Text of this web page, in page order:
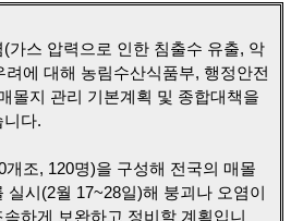
가스 압력으로 인한 침출수 유출, 악
에 대해 농림수산식품부, 행정안전
몰지 관리 기본계획 및 종합대책을
니다.
개조, 120명)을 구성해 전국의 매몰
실시(2월 17~28일)해 붕괴나 오염이
하게 보완하고 정비할 계획입니